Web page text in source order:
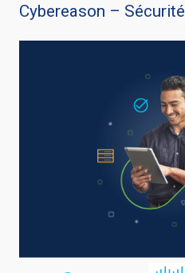
Cybereason – Sécurité